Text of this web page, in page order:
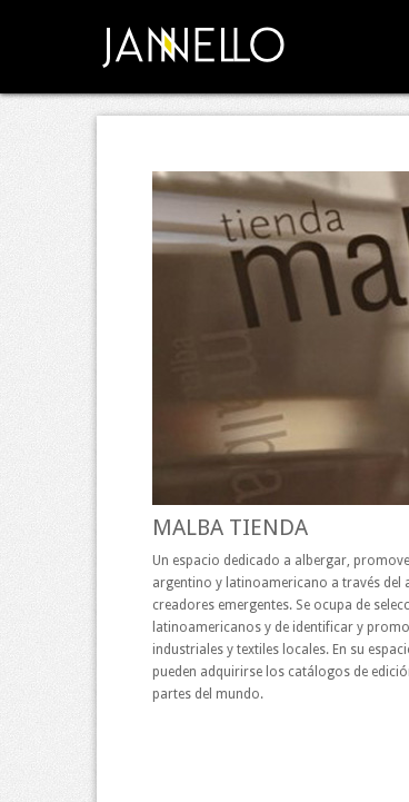
MALBA TIENDA
Un espacio dedicado a albergar,
argentino y latinoamericano a través
creadores emergentes. Se ocupa de
latinoamericanos y de identificar y
industriales y textiles locales. En su
pueden adquirirse los catálogos de
partes del mundo.